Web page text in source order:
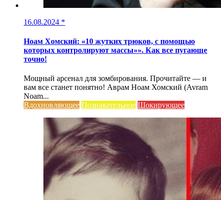
16.08.2024 *
Ноам Хомский: «10 жутких трюков, с помощью
которых контролируют массы»». Как все пугающе
точно!
Мощный арсенал для зомбирования. Прочитайте — и
вам все станет понятно! Аврам Ноам Хомский (Avram
Noam...
Вдохновляющее Познавательное Шокирующее